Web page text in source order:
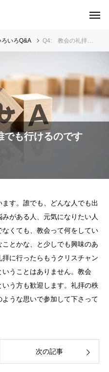
ろいろQ&A Q4: 教会の礼拝には誰でも行けるのですか？
も行けるのです
す。誰でも、どんな人でも出
がある人、元気になりたい人
くても、教会って何をしてい
とかな、と少しでも興味のあ
に行ったらもうクリスチャン
うことはありません。教会
う方も歓迎します。礼拝の秩
うな思いで参加して下さって
次の記事